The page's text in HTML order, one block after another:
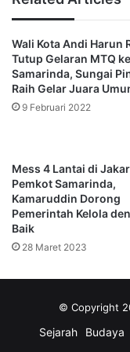
memanfaatkan
bisa menyerap ilmu
“Manfaatkan lah
tersedia untuk
diberikan,” pesan
Ia berharap dengan
kualitas kinerja
melaksanakan
Samarinda ini.
Wali Kota Andi Harun
Tutup Gelaran MTQ
Samarinda, Sungai
Raih Gelar Juara
9 Februari 2022
Mess 4 Lantai di
Pemkot Samarinda,
Kamaruddin Dorong
Pemerintah Kelola
Baik
28 Maret 2023
© Copyright
Sejarah Budaya